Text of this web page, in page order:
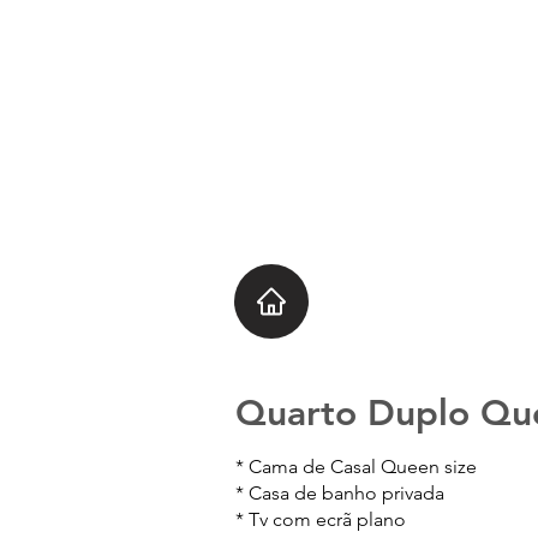
Quarto Duplo
* Cama de Casal Queen size
* Casa de banho privada
* Tv com ecrã plano